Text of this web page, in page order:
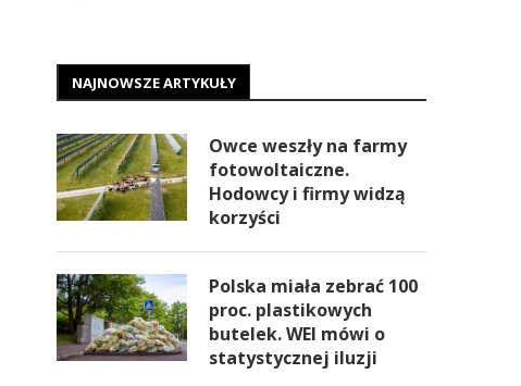
NAJNOWSZE ARTYKUŁY
Owce weszły na farmy
fotowoltaiczne.
Hodowcy i firmy widzą
korzyści
Polska miała zebrać 100
proc. plastikowych
butelek. WEI mówi o
statystycznej iluzji